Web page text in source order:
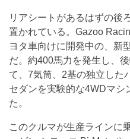
リアシートがあるはずの後
置かれている。Gazoo
ヨタ車向けに開発中の、新
だ。約400馬力を発生し、
て、7気筒、2基の独立した
セダンを実験的な4WDマシ
た。
このクルマが生産ラインに